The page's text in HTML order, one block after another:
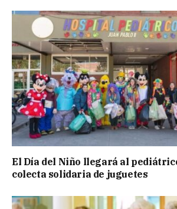
El Día del Niño llegará al
colecta solidaria de juguetes